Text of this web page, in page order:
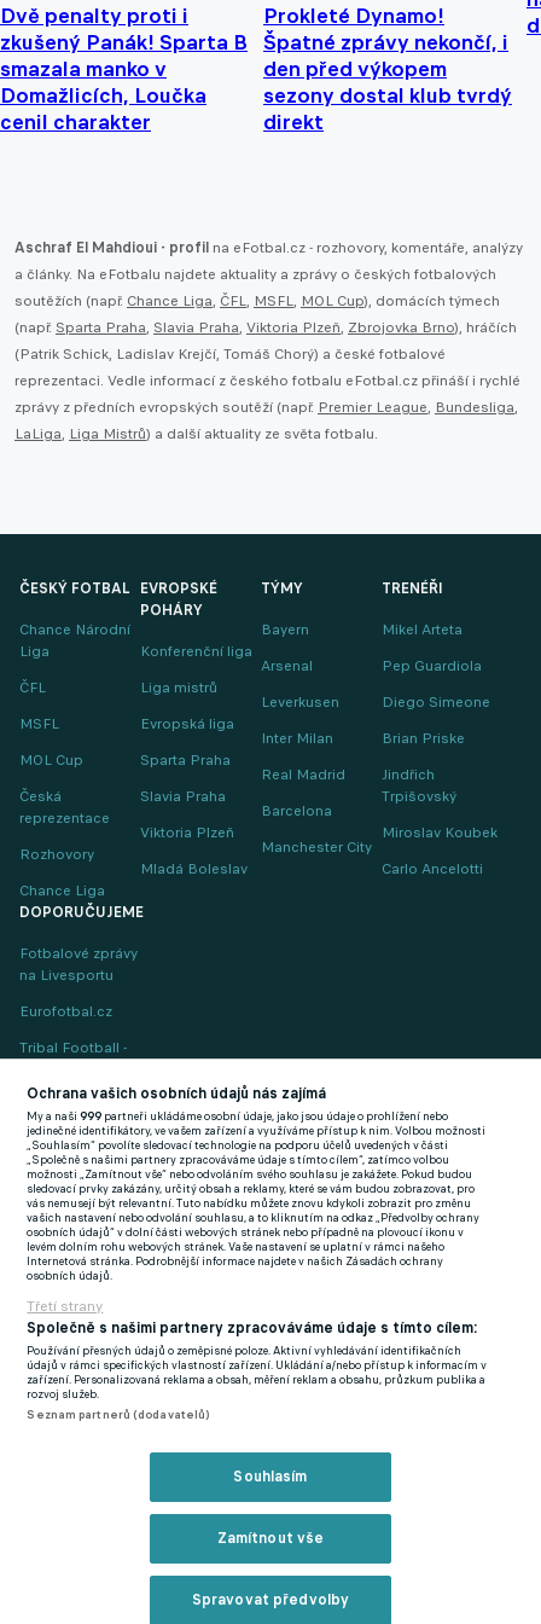
Dvě penalty proti i
zkušený Panák! Sparta B
smazala manko v
Domažlicích, Loučka
cenil charakter
Prokleté Dynamo!
Špatné zprávy nekončí, i
den před výkopem
sezony dostal klub tvrdý
direkt
Aschraf El Mahdioui - profil na eFotbal.cz - rozhovory, komentáře, analýzy
a články. Na eFotbalu najdete aktuality a zprávy o českých fotbalových
soutěžích (např. Chance Liga, ČFL, MSFL, MOL Cup), domácích týmech
(např. Sparta Praha, Slavia Praha, Viktoria Plzeň, Zbrojovka Brno), hráčích
(Patrik Schick, Ladislav Krejčí, Tomáš Chorý) a české fotbalové
reprezentaci. Vedle informací z českého fotbalu eFotbal.cz přináší i rychlé
zprávy z předních evropských soutěží (např. Premier League, Bundesliga,
LaLiga, Liga Mistrů) a další aktuality ze světa fotbalu.
ČESKÝ FOTBAL
Chance Národní
Liga
ČFL
MSFL
MOL Cup
Česká
reprezentace
Rozhovory
Chance Liga
EVROPSKÉ
POHÁRY
Konferenční liga
Liga mistrů
Evropská liga
Sparta Praha
Slavia Praha
Viktoria Plzeň
Mladá Boleslav
TÝMY
Bayern
Arsenal
Leverkusen
Inter Milan
Real Madrid
Barcelona
Manchester City
TRENÉŘI
Mikel Arteta
Pep Guardiola
Diego Simeone
Brian Priske
Jindřich
Trpišovský
Miroslav Koubek
Carlo Ancelotti
DOPORUČUJEME
Fotbalové zprávy
na Livesportu
Eurofotbal.cz
Tribal Football -
(EN)
FlashFutbal (SK)
Tenisportal.cz
Tenisové zprávy
na Livesportu
Podmínky užití
Zásady ochrany osobních údajů
GDPR a žurnalistika
Ochrana vašich osobních údajů nás zajímá
My a naši999 partneři ukládáme osobní údaje, jako jsou údaje o prohlížení nebo
jedinečné identifikátory, ve vašem zařízení a využíváme přístup k nim. Volbou možnosti
„Souhlasím“ povolíte sledovací technologie na podporu účelů uvedených v části
„Společně s našimi partnery zpracováváme údaje s tímto cílem“, zatímco volbou
možnosti „Zamítnout vše“ nebo odvoláním svého souhlasu je zakážete. Pokud budou
sledovací prvky zakázány, určitý obsah a reklamy, které se vám budou zobrazovat, pro
vás nemusejí být relevantní. Tuto nabídku můžete znovu kdykoli zobrazit pro změnu
vašich nastavení nebo odvolání souhlasu, a to kliknutím na odkaz „Předvolby ochrany
osobních údajů“ v dolní části webových stránek nebo případně na plovoucí ikonu v
levém dolním rohu webových stránek. Vaše nastavení se uplatní v rámci našeho
Internetová stránka. Podrobnější informace najdete v našich Zásadách ochrany
osobních údajů.
Třetí strany
Společně s našimi partnery zpracováváme údaje s tímto cílem:
Používání přesných údajů o zeměpisné poloze. Aktivní vyhledávání identifikačních
údajů v rámci specifických vlastností zařízení. Ukládání a/nebo přístup k informacím v
zařízení. Personalizovaná reklama a obsah, měření reklam a obsahu, průzkum publika a
rozvoj služeb.
Seznam partnerů (dodavatelů)
Souhlasím
Zamítnout vše
Spravovat předvolby